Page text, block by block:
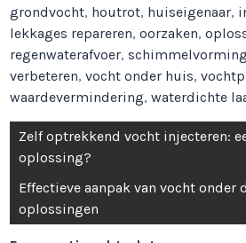
grondvocht, houtrot, huiseigenaar,
lekkages repareren,oorzaken,
regenwaterafvoer,schimmelvorming
verbeteren,vocht onder huis,
waardevermindering,waterdichte
Berichtnavigatie
Zelf optrekkend vocht injecteren:
oplossing?
Effectieve aanpak van vocht onder
oplossingen